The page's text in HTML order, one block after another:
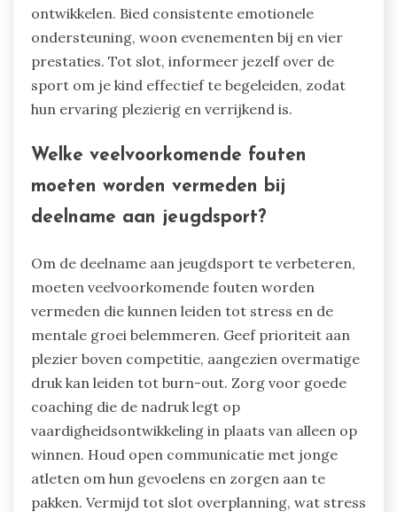
ontwikkelen. Bied consistente emotionele
ondersteuning, woon evenementen bij en vier
prestaties. Tot slot, informeer jezelf over de
sport om je kind effectief te begeleiden, zodat
hun ervaring plezierig en verrijkend is.
Welke veelvoorkomende fouten
moeten worden vermeden bij
deelname aan jeugdsport?
Om de deelname aan jeugdsport te verbeteren,
moeten veelvoorkomende fouten worden
vermeden die kunnen leiden tot stress en de
mentale groei belemmeren. Geef prioriteit aan
plezier boven competitie, aangezien overmatige
druk kan leiden tot burn-out. Zorg voor goede
coaching die de nadruk legt op
vaardigheidsontwikkeling in plaats van alleen op
winnen. Houd open communicatie met jonge
atleten om hun gevoelens en zorgen aan te
pakken. Vermijd tot slot overplanning, wat stress